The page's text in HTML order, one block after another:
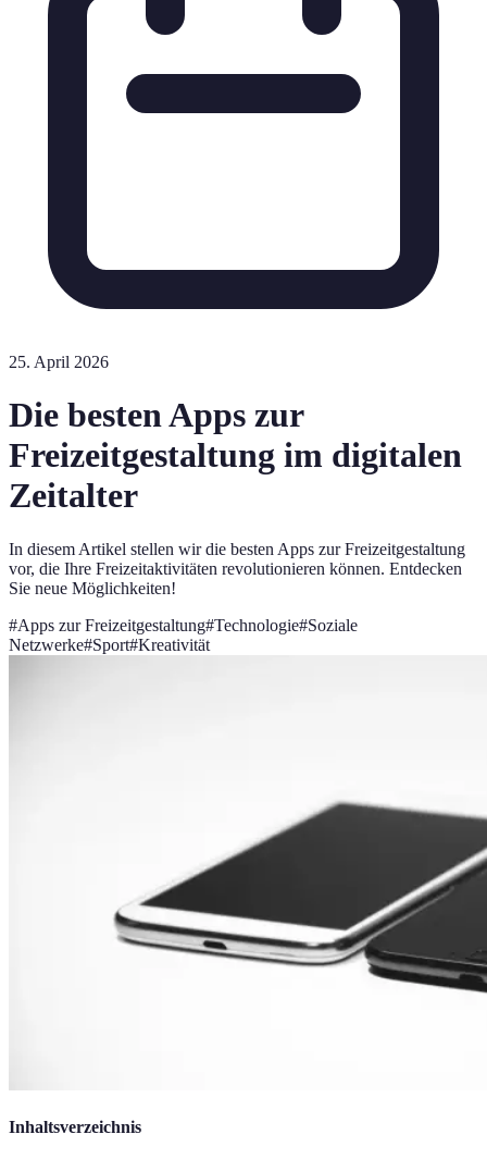
25. April 2026
Die besten Apps zur
Freizeitgestaltung im digitalen
Zeitalter
In diesem Artikel stellen wir die besten Apps zur Freizeitgestaltung
vor, die Ihre Freizeitaktivitäten revolutionieren können. Entdecken
Sie neue Möglichkeiten!
#Apps zur Freizeitgestaltung#Technologie#Soziale
Netzwerke#Sport#Kreativität
Inhaltsverzeichnis